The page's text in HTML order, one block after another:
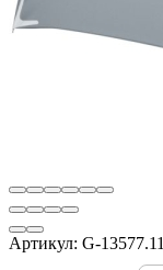
Артикул: G-13577.11